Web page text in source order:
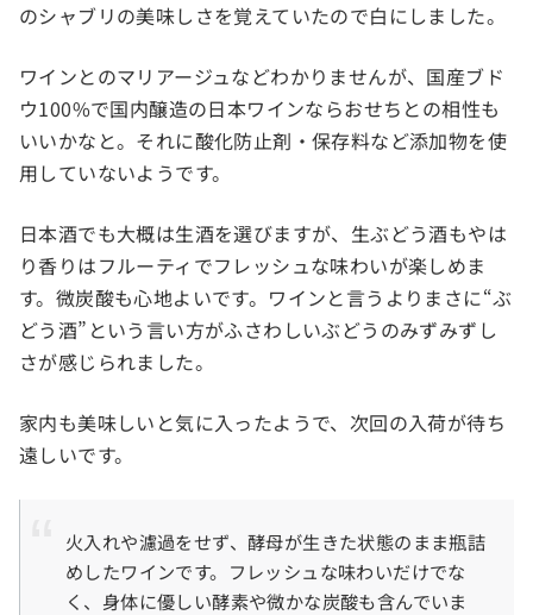
のシャブリの美味しさを覚えていたので白にしました。
ワインとのマリアージュなどわかりませんが、国産ブド
ウ100%で国内醸造の日本ワインならおせちとの相性も
いいかなと。それに酸化防止剤・保存料など添加物を使
用していないようです。
日本酒でも大概は生酒を選びますが、生ぶどう酒もやは
り香りはフルーティでフレッシュな味わいが楽しめま
す。微炭酸も心地よいです。ワインと言うよりまさに“ぶ
どう酒”という言い方がふさわしいぶどうのみずみずし
さが感じられました。
家内も美味しいと気に入ったようで、次回の入荷が待ち
遠しいです。
火入れや濾過をせず、酵母が生きた状態のまま瓶詰
めしたワインです。フレッシュな味わいだけでな
く、身体に優しい酵素や微かな炭酸も含んでいま